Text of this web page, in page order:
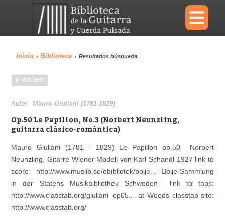
×
Menu
Biblioteca
Área personal Reproductor
Inicio › Biblioteca › Resultados búsqueda
VOLVER
Autor:Mauro Giuliani (1781-1829)
Op.50 Le Papillon, No.3 (Norbert Neunzling,
guitarra clásico-romántica)
Mauro Giuliani (1781 - 1829) Le Papillon op.50 Norbert
Neunzling, Gitarre Wiener Modell von Karl Schandl 1927 link to
score: http://www.muslib.se/ebibliotek/boije... Boije-Sammlung
in der Statens Musikbibliothek Schweden link to tabs:
http://www.classtab.org/giuliani_op05... at Weeds classtab-site:
http://www.classtab.org/